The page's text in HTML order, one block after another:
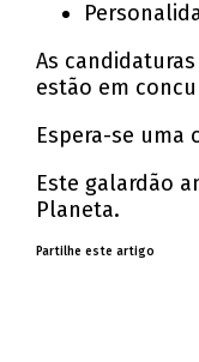
As
estão em
Espera-se
Este galardão
Planeta.
Partilhe este artigo